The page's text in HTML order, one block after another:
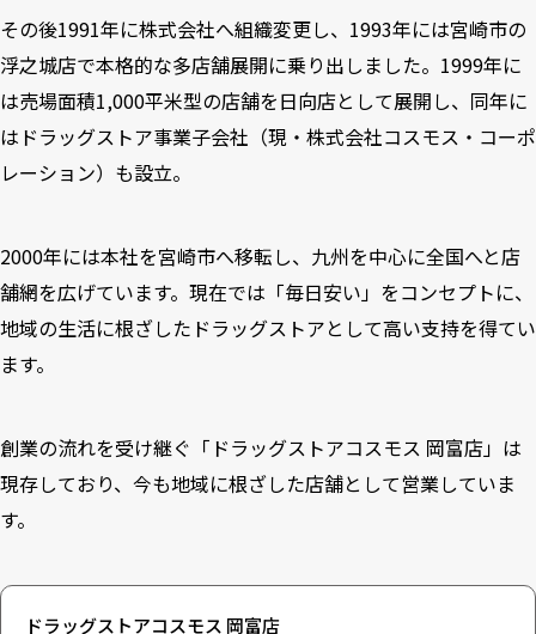
その後1991年に株式会社へ組織変更し、1993年には宮崎市の
浮之城店で本格的な多店舗展開に乗り出しました。1999年に
は売場面積1,000平米型の店舗を日向店として展開し、同年に
はドラッグストア事業子会社（現・株式会社コスモス・コーポ
レーション）も設立。
2000年には本社を宮崎市へ移転し、九州を中心に全国へと店
舗網を広げています。現在では「毎日安い」をコンセプトに、
地域の生活に根ざしたドラッグストアとして高い支持を得てい
ます。
創業の流れを受け継ぐ「ドラッグストアコスモス 岡富店」は
現存しており、今も地域に根ざした店舗として営業していま
す。
ドラッグストアコスモス 岡富店